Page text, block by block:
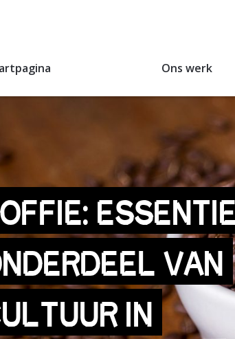
Ons werk
VAN
IN